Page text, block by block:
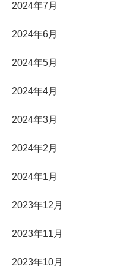
2024年7月
2024年6月
2024年5月
2024年4月
2024年3月
2024年2月
2024年1月
2023年12月
2023年11月
2023年10月